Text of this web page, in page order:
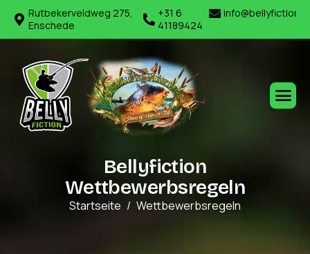
Rutbekerveldweg 275,
Enschede
+31 6
41189424
Bellyfiction
Wettbewerbsregeln
Startseite Wettbewerbsregeln